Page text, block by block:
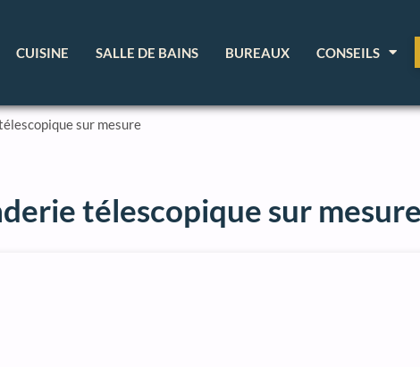
CUISINE SALLE DE BAINS BUREAUX CONSEILS
sur mesure
télescopique sur mesure